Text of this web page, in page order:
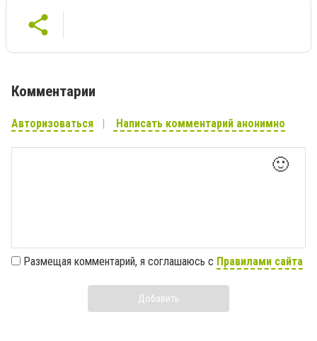
Комментарии
Авторизоваться Написать комментарий анонимно
🙂
Размещая комментарий, я соглашаюсь с Правилами сайта
Добавить